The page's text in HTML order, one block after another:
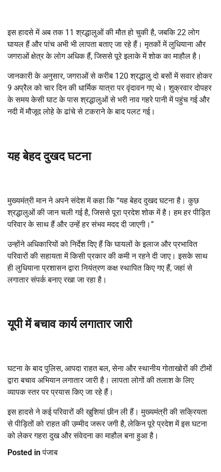
इस हादसे में अब तक 11 श्रद्धालुओं की मौत हो चुकी है, जबकि 22 लोग
घायल हैं और पांच अभी भी लापता बताए जा रहे हैं। मृतकों में लुधियाना और
जगराओं क्षेत्र के लोग अधिक हैं, जिससे पूरे इलाके में शोक का माहौल है।
जानकारी के अनुसार, जगराओं से करीब 120 श्रद्धालु दो बसों में सवार होकर
9 अप्रैल को चार दिन की धार्मिक यात्रा पर वृंदावन गए थे। शुक्रवार दोपहर
के समय केसी घाट के पास श्रद्धालुओं से भरी नाव गहरे पानी में पहुंच गई और
नदी में मौजूद लोहे के ढांचे से टकराने के बाद पलट गई।
यह बेहद दुखद घटना
मुख्यमंत्री मान ने अपने संदेश में कहा कि “यह बेहद दुखद घटना है। कुछ
श्रद्धालुओं की जान चली गई है, जिससे पूरा प्रदेश शोक में है। हम हर पीड़ित
परिवार के साथ हैं और उन्हें हर संभव मदद दी जाएगी।”
उन्होंने अधिकारियों को निर्देश दिए हैं कि घायलों के इलाज और प्रभावित
परिवारों की सहायता में किसी प्रकार की कमी न रहने दी जाए। इसके साथ
ही लुधियाना प्रशासन द्वारा नियंत्रण कक्ष स्थापित किए गए हैं, जहां से
लगातार संपर्क बनाए रखा जा रहा है।
यूपी में बचाव कार्य लगातार जारी
घटना के बाद पुलिस, आपदा राहत बल, सेना और स्थानीय गोताखोरों की टीमों
द्वारा बचाव अभियान लगातार जारी है। लापता लोगों की तलाश के लिए
व्यापक स्तर पर प्रयास किए जा रहे हैं।
इस हादसे ने कई परिवारों की खुशियां छीन ली हैं। मुख्यमंत्री की सक्रियता
से पीड़ितों को राहत की उम्मीद जरूर जगी है, लेकिन पूरे प्रदेश में इस घटना
को लेकर गहरा दुख और संवेदना का माहौल बना हुआ है।
Posted inपंजाब